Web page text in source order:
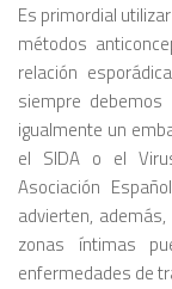
Es primordial
métodos
relación
siempre
igualmente un
el SIDA o el
Asociación
advierten,
zonas íntimas
enfermedades de